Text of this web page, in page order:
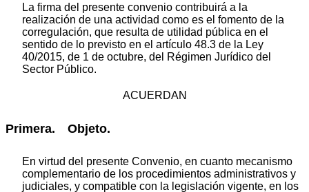
La firma del presente convenio contribuirá a la
realización de una actividad como es el fomento de la
corregulación, que resulta de utilidad pública en el
sentido de lo previsto en el artículo 48.3 de la Ley
40/2015, de 1 de octubre, del Régimen Jurídico del
Sector Público.
ACUERDAN
Primera. Objeto.
En virtud del presente Convenio, en cuanto mecanismo
complementario de los procedimientos administrativos y
judiciales, y compatible con la legislación vigente, en los